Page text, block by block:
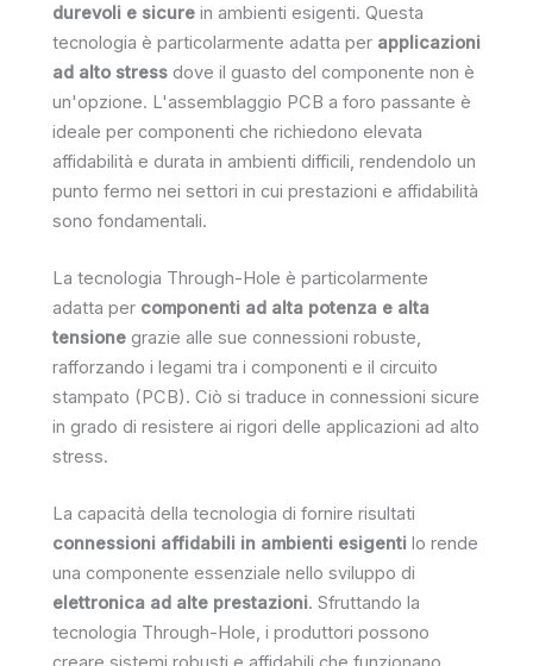
durevoli e sicure in ambienti esigenti. Questa
tecnologia è particolarmente adatta per applicazioni
ad alto stress dove il guasto del componente non è
un'opzione. L'assemblaggio PCB a foro passante è
ideale per componenti che richiedono elevata
affidabilità e durata in ambienti difficili, rendendolo un
punto fermo nei settori in cui prestazioni e affidabilità
sono fondamentali.
La tecnologia Through-Hole è particolarmente
adatta per componenti ad alta potenza e alta
tensione grazie alle sue connessioni robuste,
rafforzando i legami tra i componenti e il circuito
stampato (PCB). Ciò si traduce in connessioni sicure
in grado di resistere ai rigori delle applicazioni ad alto
stress.
La capacità della tecnologia di fornire risultati
connessioni affidabili in ambienti esigenti lo rende
una componente essenziale nello sviluppo di
elettronica ad alte prestazioni. Sfruttando la
tecnologia Through-Hole, i produttori possono